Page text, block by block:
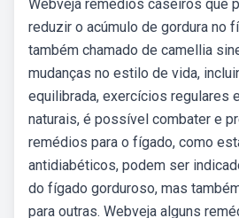
Webveja remédios caseiros que
reduzir o acúmulo de gordura no
também chamado de camellia
mudanças no estilo de vida,
equilibrada, exercícios regulares
naturais, é possível combater e
remédios para o fígado, como
antidiabéticos, podem ser
do fígado gorduroso, mas
para outras. Webveja alguns